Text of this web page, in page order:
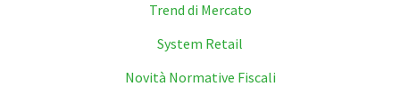
Trend di Mercato
System Retail
Novità Normative Fiscali